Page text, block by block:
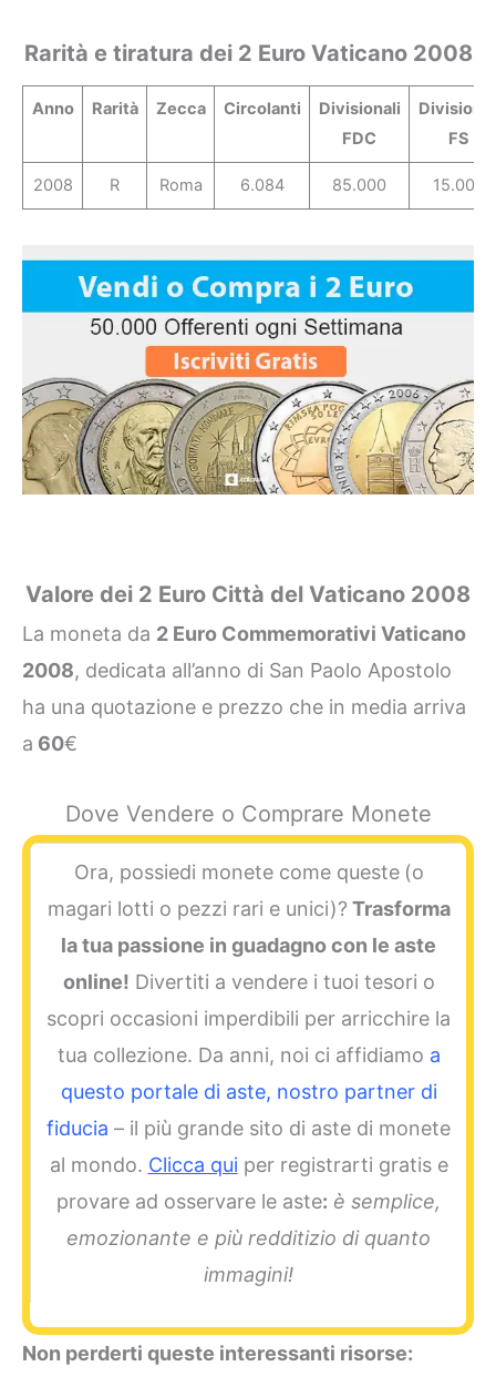
Rarità e tiratura dei 2 Euro Vaticano 2008
Anno Rarità Zecca Circolanti
Divisionali
FDC
FS
2008 R Roma 6.084 85.000 15.000
Valore dei 2 Euro Città del Vaticano 2008
La moneta da 2 Euro Commemorativi Vaticano
2008, dedicata all’anno di San Paolo Apostolo
ha una quotazione e prezzo che in media arriva
a 60€
Dove Vendere o Comprare Monete
Ora, possiedi monete come queste (o
magari lotti o pezzi rari e unici)? Trasforma
la tua passione in guadagno con le aste
online! Divertiti a vendere i tuoi tesori o
scopri occasioni imperdibili per arricchire la
tua collezione. Da anni, noi ci affidiamo a
questo portale di aste, nostro partner di
fiducia – il più grande sito di aste di monete
al mondo. Clicca qui per registrarti gratis e
provare ad osservare le aste: è semplice,
emozionante e più redditizio di quanto
immagini!
Non perderti queste interessanti risorse: